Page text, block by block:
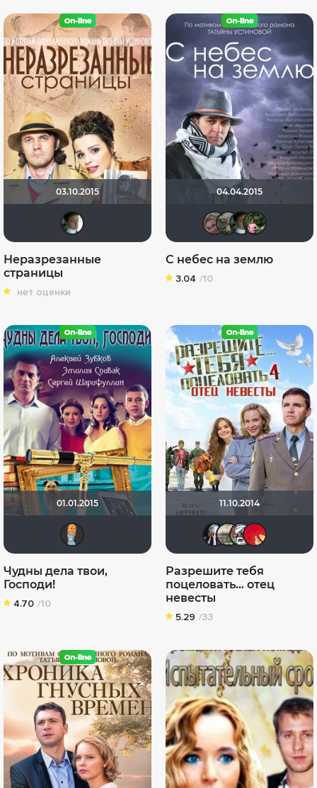
03.10.2015
Неразрезанные
страницы
нет оценки
04.04.2015
С небес на землю
3.04 /10
01.01.2015
Чудны дела твои,
Господи!
4.70 /10
11.10.2014
Разрешите тебя
поцеловать… отец
невесты
5.29 /33